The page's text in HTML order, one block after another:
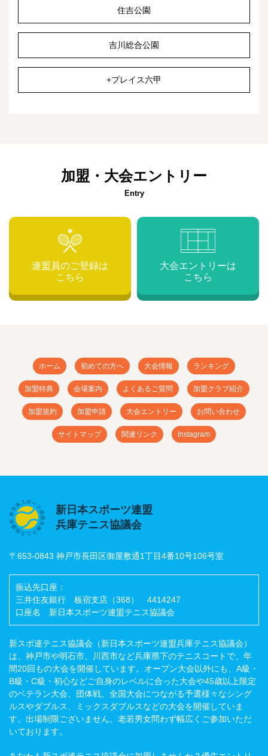
住吉公園
吉川総合公園
+プレイス六甲
加盟・大会エントリー
Entry
連盟員のご登録は
こちら
大会エントリーは
こちら
ホーム 初めての方へ 大会情報 ランキング
加盟特典 会場案内 よくあるご質問 加盟クラブ紹介
加盟規約 加盟申請 大会エントリー お問い合わせ
サイトマップ 関連リンク Instagram
新日本スポーツ連盟
兵庫テニス協議会
〒653-0843 神戸市長田区御屋敷通1丁目4番10号106号室
振込先口座：
三井住友銀行 板宿支店（368） 4414247
口座名 新日本スポーツ連盟テニス協議会
新スポ連テニス協議会（新日本スポーツ連盟兵庫テニス協議会）
は、神戸市や明石市、川西市など兵庫県下のテニスコートで、年
間20回もの大会を開催しています。オープン大会以外にも、A級・
B級・C級・初心などご自身のレベルに合った大会や45歳以上限定
のベテラン大会、団体戦、全国大会につながる予選様々なシング
ルスやダブルス、ミックスダブルスなどの大会を開催していま
す。出場制限ございません。老若男女問わず幅広くご参加いただ
いております。